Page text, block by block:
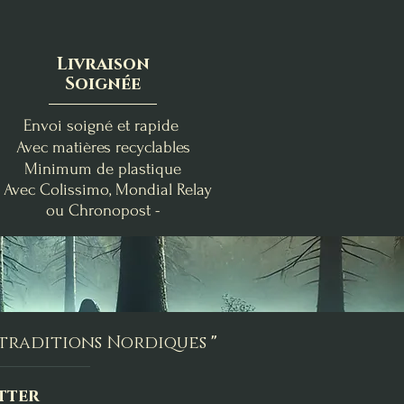
Clémentine Vanillée
Bougie de Lughnasadh
Prix
19,00 €
Ajouter au panier
Brise Fraîche
Fondants d'Intention
Purification
Poire-Freesia
Bougie Crépuscule
d'Août
Livraison
Soignée
Envoi soigné et rapide
Avec matières recyclables
Minimum de plastique
Colissimo, Mondial Relay
ou Chronopost -
Nordiques "